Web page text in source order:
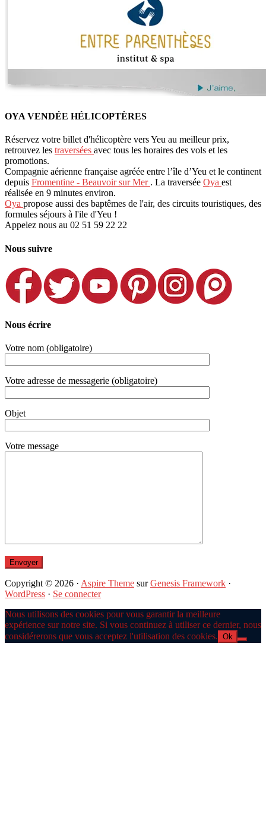
OYA VENDÉE HÉLICOPTÈRES
Réservez votre billet d'hélicoptère vers Yeu au meilleur prix,
retrouvez les traversées avec tous les horaires des vols et les
promotions.
Compagnie aérienne française agréée entre l’île d’Yeu et le continent
depuis Fromentine - Beauvoir sur Mer . La traversée Oya est
réalisée en 9 minutes environ.
Oya propose aussi des baptêmes de l'air, des circuits touristiques, des
formules séjours à l'ile d'Yeu !
Appelez nous au 02 51 59 22 22
Nous suivre
Nous écrire
Votre nom (obligatoire)
Votre adresse de messagerie (obligatoire)
Objet
Votre message
Copyright © 2026 · Aspire Theme surGenesis Framework ·
WordPress · Se connecter
Nous utilisons des cookies pour vous garantir la meilleure
expérience sur notre site. Si vous continuez à utiliser ce dernier, nous
considérerons que vous acceptez l'utilisation des cookies. Ok